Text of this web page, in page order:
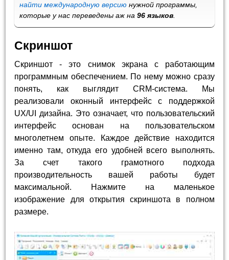
найти международную версию нужной программы,
которые у нас переведены аж на96 языков
Скриншот
Скриншот - это снимок экрана с работающим
программным обеспечением. По нему можно сразу
понять, как выглядит CRM-система. Мы
реализовали оконный интерфейс с поддержкой
UX/UI дизайна. Это означает, что пользовательский
интерфейс основан на пользовательском
многолетнем опыте. Каждое действие находится
именно там, откуда его удобней всего выполнять.
За счет такого грамотного подхода
производительность вашей работы будет
максимальной. Нажмите на маленькое
изображение для открытия скриншота в полном
размере.